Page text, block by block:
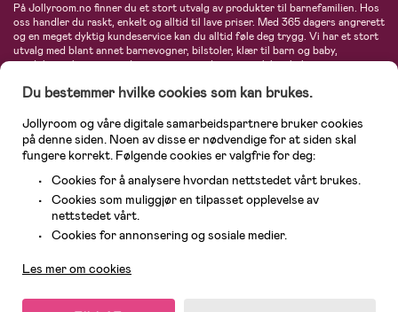
På Jollyroom.no finner du et stort utvalg av produkter til barnefamilien. Hos
oss handler du raskt, enkelt og alltid til lave priser. Med 365 dagers angrerett
og en meget dyktig kundeservice kan du alltid føle deg trygg. Vi har et stort
utvalg med blant annet barnevogner, bilstoler, klær til barn og baby,
produkter til mor, mengder av inspirerende interiør, leker, babyustyr og mye
Maxi-Cosi, Baby Jogger, BabyBjörn, Didriksons, KidKraft, Ergobaby, Philips
største nettbutikk for barn og baby!
Du bestemmer hvilke cookies som kan brukes.
Jollyroom og våre digitale samarbeidspartnere bruker cookies
på denne siden. Noen av disse er nødvendige for at siden skal
fungere korrekt. Følgende cookies er valgfrie for deg:
Cookies for å analysere hvordan nettstedet vårt brukes.
Cookies som muliggjør en tilpasset opplevelse av
nettstedet vårt.
Cookies for annonsering og sosiale medier.
Les mer om cookies